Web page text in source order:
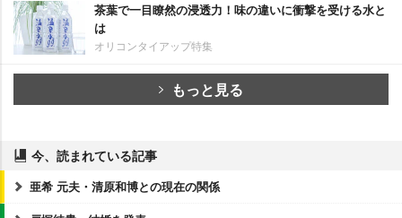
茶葉で一目瞭然の浸透力！味の違いに衝撃を受ける水と
は
オリコンタイアップ特集
もっと見る
今、読まれている記事
亜希 元夫・清原和博との現在の関係